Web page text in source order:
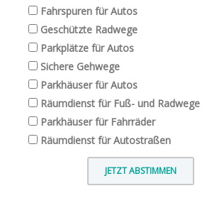
Fahrspuren für Autos
Geschützte Radwege
Parkplätze für Autos
Sichere Gehwege
Parkhäuser für Autos
Räumdienst für Fuß- und Radwege
Parkhäuser für Fahrräder
Räumdienst für Autostraßen